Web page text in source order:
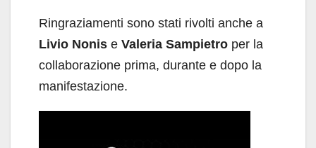
Ringraziamenti sono stati rivolti anche a
Livio Nonis e Valeria Sampietro per la
collaborazione prima, durante e dopo la
manifestazione.